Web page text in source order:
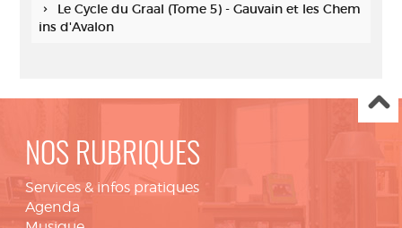
Le Cycle du Graal (Tome 5) - Gauvain et les Chem
ins d'Avalon
NOS RUBRIQUES
Services & infos pratiques
Agenda